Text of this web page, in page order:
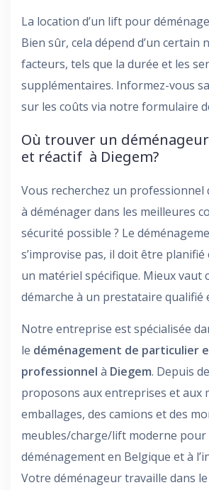
La location d’un lift pour
Bien sûr, cela dépend d’un certain
facteurs, tels que la durée et les
supplémentaires. Informez-vous
sur les coûts via notre formulaire
Où trouver un
et réactif à Diegem?
Vous recherchez un professionnel
à déménager dans les meilleures
sécurité possible ? Le
s’improvise pas, il doit être planifié
un matériel spécifique. Mieux vaut
démarche à un prestataire qualifié
Notre entreprise est spécialisée
le déménagement de particulier
professionnel à Diegem. Depuis
proposons aux entreprises et aux
emballages, des camions et des
meubles/charge/lift moderne
déménagement en Belgique et à
Votre déménageur travaille dans